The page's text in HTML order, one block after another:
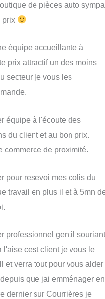
de pièces auto sympa
prix
équipe accueillante à
prix attractif un des moins
secteur je vous les
équipe à l'écoute des
du client et au bon prix.
commerce de proximité.
pour resevoi mes colis du
travail en plus il et à 5mn de
professionnel gentil souriant
l'aise cest client je vous le
et verra tout pour vous aider
que jai emménager en
dernier sur Courrières je